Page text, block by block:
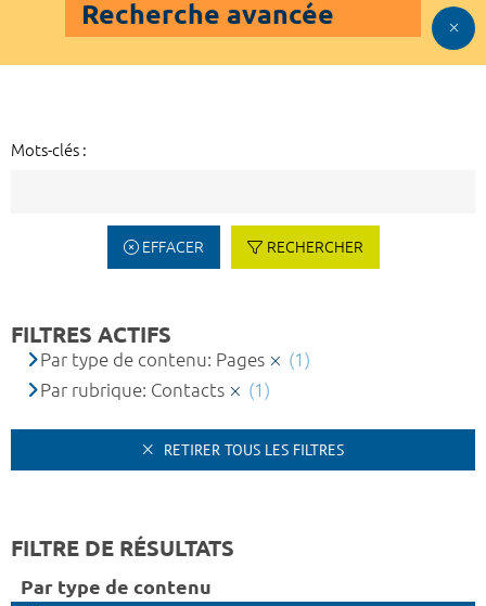
Recherche avancée
Mots-clés :
EFFACER RECHERCHER
FILTRES ACTIFS
Par type de contenu: Pages
(1)
Par rubrique: Contacts
(1)
RETIRER TOUS LES FILTRES
FILTRE DE RÉSULTATS
Par type de contenu